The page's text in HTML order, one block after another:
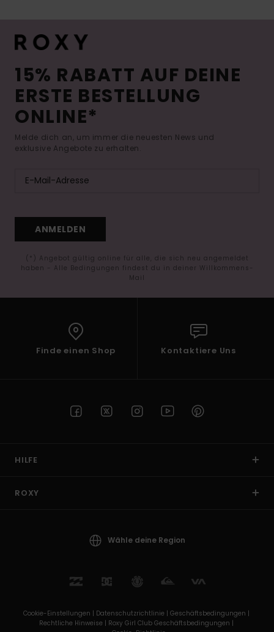
15% RABATT AUF DEINE
ERSTE BESTELLUNG
ONLINE*
Melde dich an, um immer die neuesten News und
exklusive Angebote zu erhalten.
ANMELDEN
(*) Angebot gültig online für alle, die sich neu angemeldet
haben - Alle Bedingungen findest du in deiner Willkommens-
Mail
Finde einen Shop Kontaktiere Uns
HILFE
ROXY
Wähle deine Region
Cookie-Einstellungen | Datenschutzrichtlinie | Geschäftsbedingungen |
Rechtliche Hinweise | Roxy Girl Club Geschäftsbedingungen |